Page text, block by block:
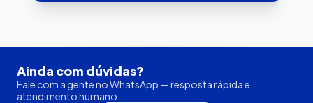
Ainda com dúvidas?
Fale com a gente no WhatsApp — resposta rápida e
atendimento humano.